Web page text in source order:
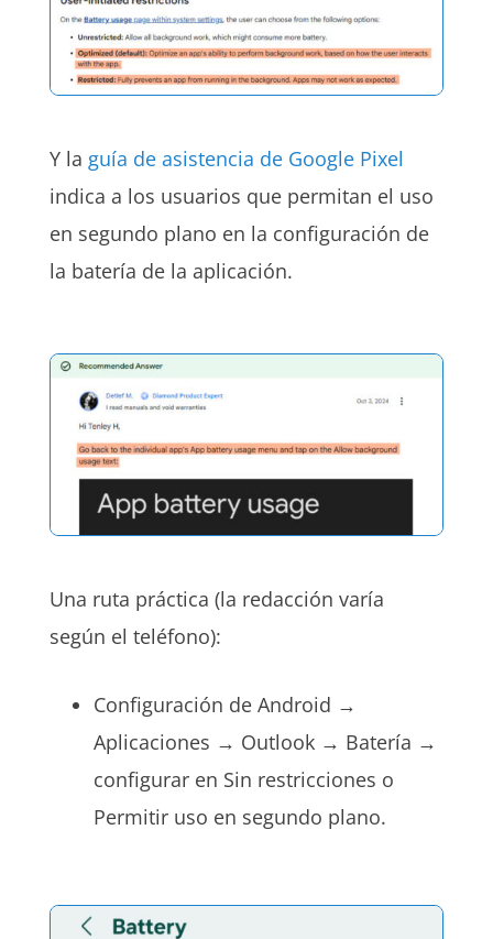
Y la guía de asistencia de Google Pixel
indica a los usuarios que permitan el uso
en segundo plano en la configuración de
la batería de la aplicación.
Una ruta práctica (la redacción varía
según el teléfono):
Configuración de Android →
Aplicaciones → Outlook → Batería →
configurar en Sin restricciones o
Permitir uso en segundo plano.